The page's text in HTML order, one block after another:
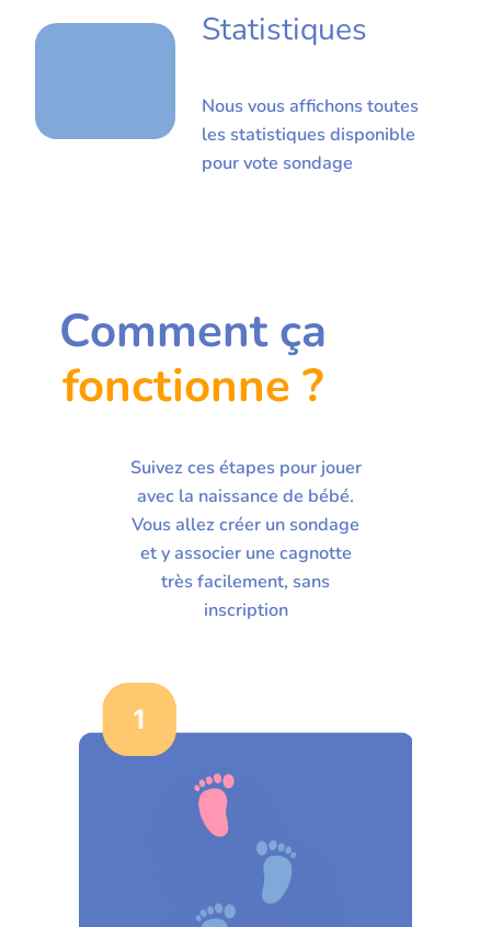
Statistiques
Nous vous affichons toutes
les statistiques disponible
pour vote sondage
Comment ça
fonctionne ?
Suivez ces étapes pour jouer
avec la naissance de bébé.
Vous allez créer un sondage
et y associer une cagnotte
très facilement, sans
inscription